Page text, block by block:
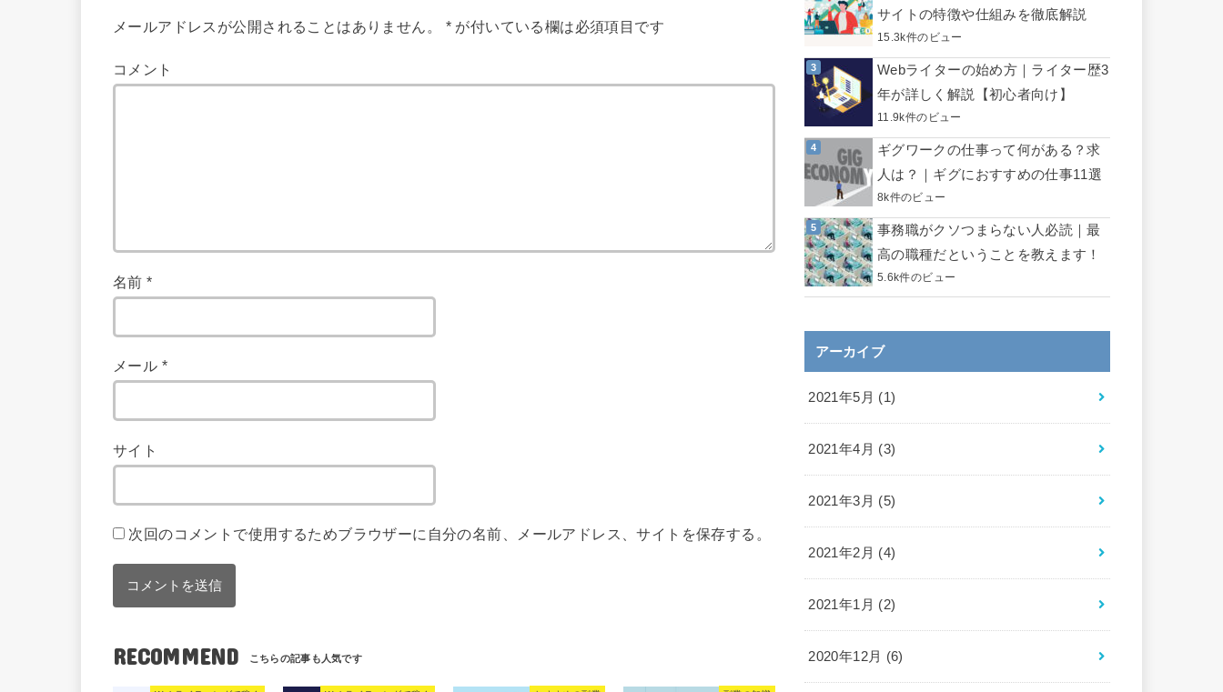
メールアドレスが公開されることはありません。 *が付いている欄は必須項目です
コメント
名前*
メール *
サイト
次回のコメントで使用するためブラウザーに自分の名前、メールアドレス、サイトを保存する。
RECOMMEND
サイトの特徴や仕組みを徹底解説
15.3k件のビュー
Webライターの始め方｜ライター歴3
年が詳しく解説【初心者向け】
11.9k件のビュー
ギグワークの仕事って何がある？求
人は？｜ギグにおすすめの仕事11選
8k件のビュー
事務職がクソつまらない人必読｜最
高の職種だということを教えます！
5.6k件のビュー
アーカイブ
2021年5月 (1)
2021年4月 (3)
2021年3月 (5)
2021年2月 (4)
2021年1月 (2)
2020年12月 (6)